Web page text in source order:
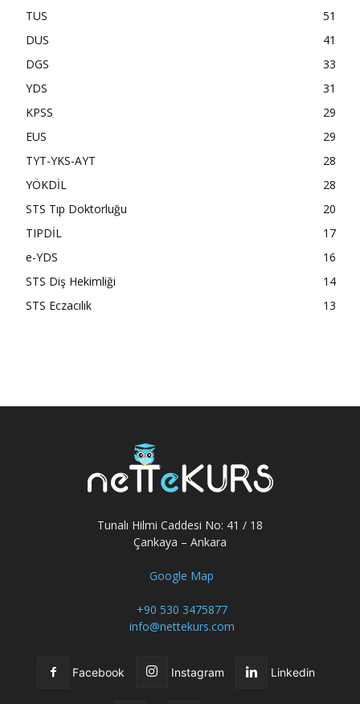
TUS
51
DUS
41
DGS
33
YDS
31
KPSS
29
EUS
29
TYT-YKS-AYT
28
YÖKDİL
28
STS Tıp Doktorluğu
20
TIPDİL
17
e-YDS
16
STS Diş Hekimliği
14
STS Eczacılık
13
Tunalı Hilmi Caddesi No: 41 / 18
Çankaya – Ankara
Google Map
+90 530 3475877
info@nettekurs.com
Facebook Instagram Linkedin